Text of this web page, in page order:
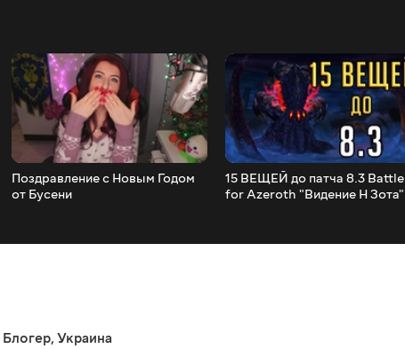
Поздравление с Новым Годом
от Бусени
15 ВЕЩЕЙ до патча 8.3 Battle
for Azeroth "Видение Н Зота"
Блогер, Украина